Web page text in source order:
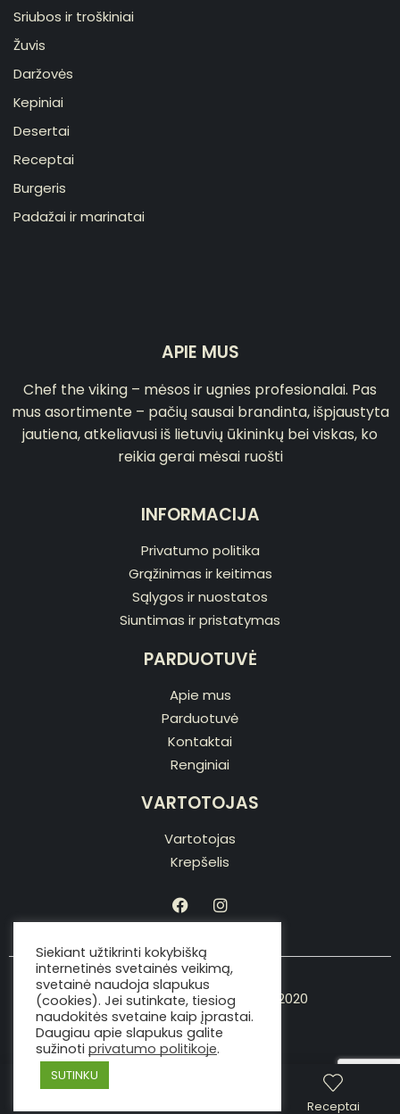
Sriubos ir troškiniai
Žuvis
Daržovės
Kepiniai
Desertai
Receptai
Burgeris
Padažai ir marinatai
Receptai
APIE MUS
Chef the viking – mėsos ir ugnies profesionalai. Pas
mus asortimente – pačių sausai brandinta, išpjaustyta
jautiena, atkeliavusi iš lietuvių ūkininkų bei viskas, ko
reikia gerai mėsai ruošti
INFORMACIJA
Privatumo politika
Grąžinimas ir keitimas
Sąlygos ir nuostatos
Siuntimas ir pristatymas
PARDUOTUVĖ
Apie mus
Parduotuvė
Kontaktai
Renginiai
VARTOTOJAS
Vartotojas
Krepšelis
Copyright © Viking the chef 2020
Siekiant užtikrinti kokybišką
internetinės svetainės veikimą,
svetainė naudoja slapukus
(cookies). Jei sutinkate, tiesiog
naudokitės svetaine kaip įprastai.
Daugiau apie slapukus galite
sužinoti privatumo politikoje.
SUTINKU